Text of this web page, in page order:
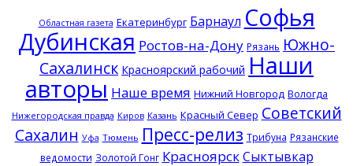
Областная газета Екатеринбург Барнаул Софья
Дубинская Ростов-на-Дону Рязань Южно-
Сахалинск Красноярский рабочий Наши
авторы Наше время Нижний Новгород Вологда
Нижегородская правда Киров Казань Красный Север Советский
Сахалин Уфа Тюмень Пресс-релиз Трибуна Рязанские
ведомости Золотой Гонг Красноярск Сыктывкар